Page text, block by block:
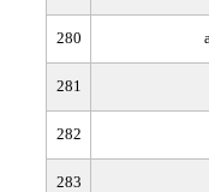
280
281
282
283